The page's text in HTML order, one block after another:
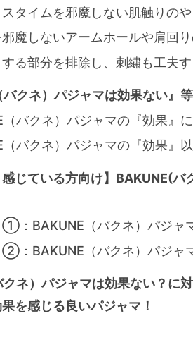
スタイムを邪魔しない肌触りのや
魔しないアームホールや肩回
る部分を排除し、刺繍も工夫
バクネ）パジャマは効果ない』
（バクネ）パジャマの『効果』
（バクネ）パジャマの『効果』
感じている方向け】BAKUNE(
①：BAKUNE（バクネ）パジャ
②：BAKUNE（バクネ）パジャ
ネ）パジャマは効果ない？に
を感じる良いパジャマ！